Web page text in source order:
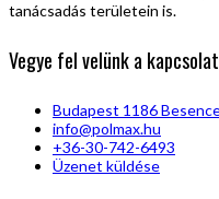
tanácsadás területein is.
Vegye fel velünk a
Budapest 1186
info@polmax.hu
+36-30-742-6493
Üzenet küldése